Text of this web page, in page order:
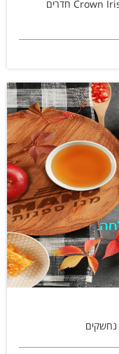
גאים להציג את האונייה החדשה שלנו - Crown Iris 750 חדרים
נחשקים